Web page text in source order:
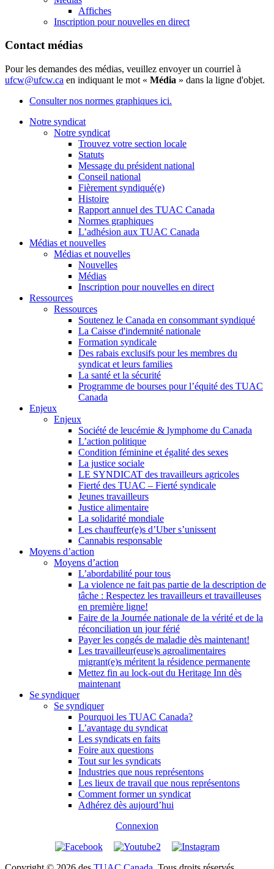
Affiches
Inscription pour nouvelles en direct
Contact médias
Pour les demandes des médias, veuillez envoyer un courriel à
ufcw@ufcw.ca en indiquant le mot « Média » dans la ligne d'objet.
Consulter nos normes graphiques ici.
Notre syndicat
Notre syndicat
Trouvez votre section locale
Statuts
Message du président national
Conseil national
Fièrement syndiqué(e)
Histoire
Rapport annuel des TUAC Canada
Normes graphiques
L’adhésion aux TUAC Canada
Médias et nouvelles
Médias et nouvelles
Nouvelles
Médias
Inscription pour nouvelles en direct
Ressources
Ressources
Soutenez le Canada en consommant syndiqué
La Caisse d'indemnité nationale
Formation syndicale
Des rabais exclusifs pour les membres du
syndicat et leurs families
La santé et la sécurité
Programme de bourses pour l’équité des TUAC
Canada
Enjeux
Enjeux
Société de leucémie & lymphome du Canada
L’action politique
Condition féminine et égalité des sexes
La justice sociale
LE SYNDICAT des travailleurs agricoles
Fierté des TUAC – Fierté syndicale
Jeunes travailleurs
Justice alimentaire
La solidarité mondiale
Les chauffeur(e)s d’Uber s’unissent
Cannabis responsable
Moyens d’action
Moyens d’action
L’abordabilité pour tous
La violence ne fait pas partie de la description de
tâche : Respectez les travailleurs et travailleuses
en première ligne!
Faire de la Journée nationale de la vérité et de la
réconciliation un jour férié
Payer les congés de maladie dès maintenant!
Les travailleur(euse)s agroalimentaires
migrant(e)s méritent la résidence permanente
Mettez fin au lock-out du Heritage Inn dès
maintenant
Se syndiquer
Se syndiquer
Pourquoi les TUAC Canada?
L’avantage du syndicat
Les syndicats en faits
Foire aux questions
Tout sur les syndicats
Industries que nous représentons
Les lieux de travail que nous représentons
Comment former un syndicat
Adhérez dès aujourd’hui
Connexion